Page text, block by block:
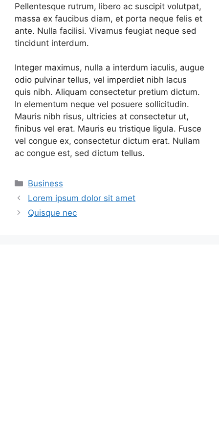
Pellentesque rutrum, libero ac suscipit volutpat,
massa ex faucibus diam, et porta neque felis et
ante. Nulla facilisi. Vivamus feugiat neque sed
tincidunt interdum.
Integer maximus, nulla a interdum iaculis, augue
odio pulvinar tellus, vel imperdiet nibh lacus
quis nibh. Aliquam consectetur pretium dictum.
In elementum neque vel posuere sollicitudin.
Mauris nibh risus, ultricies at consectetur ut,
finibus vel erat. Mauris eu tristique ligula. Fusce
vel congue ex, consectetur dictum erat. Nullam
ac congue est, sed dictum tellus.
Categorie
Business
Lorem ipsum dolor sit amet
Quisque nec